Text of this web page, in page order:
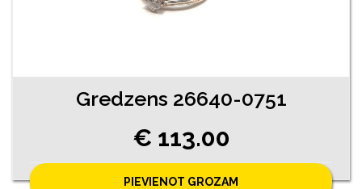
Gredzens 26640-0751
€ 113.00
PIEVIENOT GROZAM